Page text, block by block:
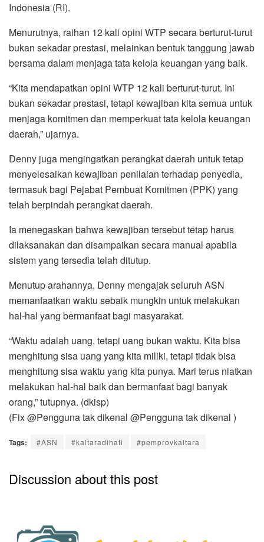
Indonesia (RI).
Menurutnya, raihan 12 kali opini WTP secara berturut-turut
bukan sekadar prestasi, melainkan bentuk tanggung jawab
bersama dalam menjaga tata kelola keuangan yang baik.
“Kita mendapatkan opini WTP 12 kali berturut-turut. Ini
bukan sekadar prestasi, tetapi kewajiban kita semua untuk
menjaga komitmen dan memperkuat tata kelola keuangan
daerah,” ujarnya.
Denny juga mengingatkan perangkat daerah untuk tetap
menyelesaikan kewajiban penilaian terhadap penyedia,
termasuk bagi Pejabat Pembuat Komitmen (PPK) yang
telah berpindah perangkat daerah.
Ia menegaskan bahwa kewajiban tersebut tetap harus
dilaksanakan dan disampaikan secara manual apabila
sistem yang tersedia telah ditutup.
Menutup arahannya, Denny mengajak seluruh ASN
memanfaatkan waktu sebaik mungkin untuk melakukan
hal-hal yang bermanfaat bagi masyarakat.
“Waktu adalah uang, tetapi uang bukan waktu. Kita bisa
menghitung sisa uang yang kita miliki, tetapi tidak bisa
menghitung sisa waktu yang kita punya. Mari terus niatkan
melakukan hal-hal baik dan bermanfaat bagi banyak
orang,” tutupnya. (dkisp)
(Fix @⁨Pengguna tak dikenal⁩ @⁨Pengguna tak dikenal⁩ )
Tags: #ASN #kaltaradihati #pemprovkaltara
Discussion about this post